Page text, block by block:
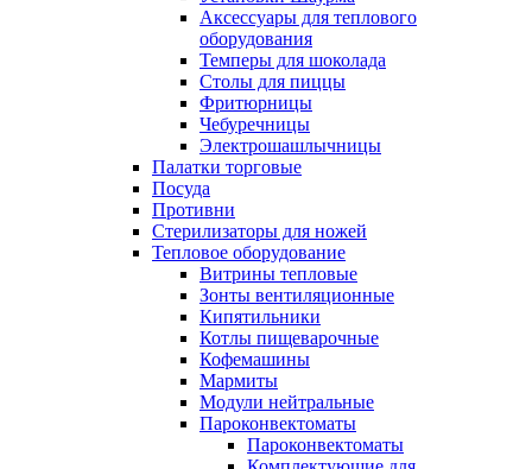
Аксессуары для теплового
оборудования
Темперы для шоколада
Столы для пиццы
Фритюрницы
Чебуречницы
Электрошашлычницы
Палатки торговые
Посуда
Противни
Стерилизаторы для ножей
Тепловое оборудование
Витрины тепловые
Зонты вентиляционные
Кипятильники
Котлы пищеварочные
Кофемашины
Мармиты
Модули нейтральные
Пароконвектоматы
Пароконвектоматы